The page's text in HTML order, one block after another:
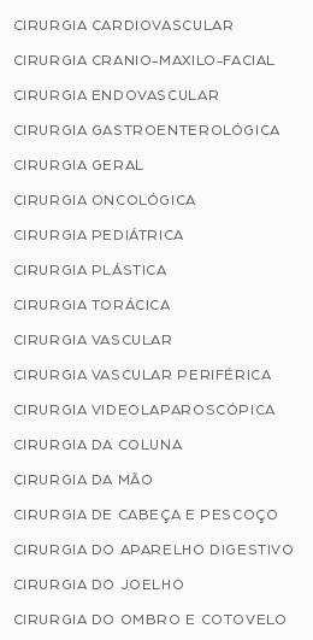
CIRURGIA CARDIOVASCULAR
CIRURGIA CRANIO-MAXILO-FACIAL
CIRURGIA ENDOVASCULAR
CIRURGIA GASTROENTEROLÓGICA
CIRURGIA GERAL
CIRURGIA ONCOLÓGICA
CIRURGIA PEDIÁTRICA
CIRURGIA PLÁSTICA
CIRURGIA TORÁCICA
CIRURGIA VASCULAR
CIRURGIA VASCULAR PERIFÉRICA
CIRURGIA VIDEOLAPAROSCÓPICA
CIRURGIA DA COLUNA
CIRURGIA DA MÃO
CIRURGIA DE CABEÇA E PESCOÇO
CIRURGIA DO APARELHO DIGESTIVO
CIRURGIA DO JOELHO
CIRURGIA DO OMBRO E COTOVELO